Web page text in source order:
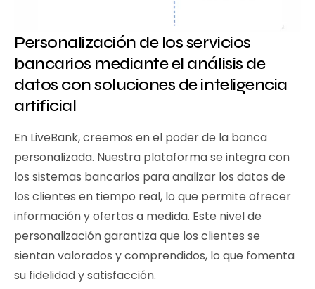
Personalización de los servicios
bancarios mediante el análisis de
datos con soluciones de inteligencia
artificial
En LiveBank, creemos en el poder de la banca
personalizada. Nuestra plataforma se integra con
los sistemas bancarios para analizar los datos de
los clientes en tiempo real, lo que permite ofrecer
información y ofertas a medida. Este nivel de
personalización garantiza que los clientes se
sientan valorados y comprendidos, lo que fomenta
su fidelidad y satisfacción.